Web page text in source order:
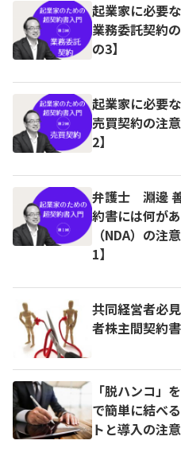
起業家に必要
業務委託契約
の3】
起業家に必要
売買契約の注
2】
弁護士 淵邊
約書には何が
（NDA）の注
1】
共同経営者必
者株主間契約
「脱ハンコ」
で簡単に結べ
トと導入の注